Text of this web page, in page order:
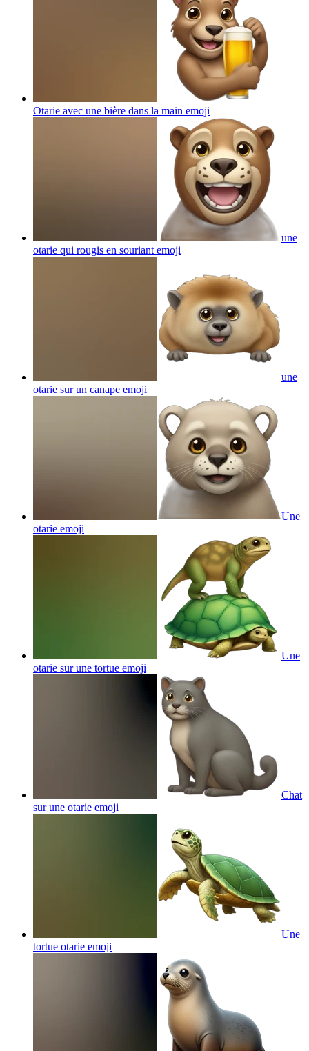
Otarie avec une bière dans la main emoji
une
otarie qui rougis en souriant emoji
une
otarie sur un canape emoji
Une
otarie emoji
Une
otarie sur une tortue emoji
Chat
sur une otarie emoji
Une
tortue otarie emoji